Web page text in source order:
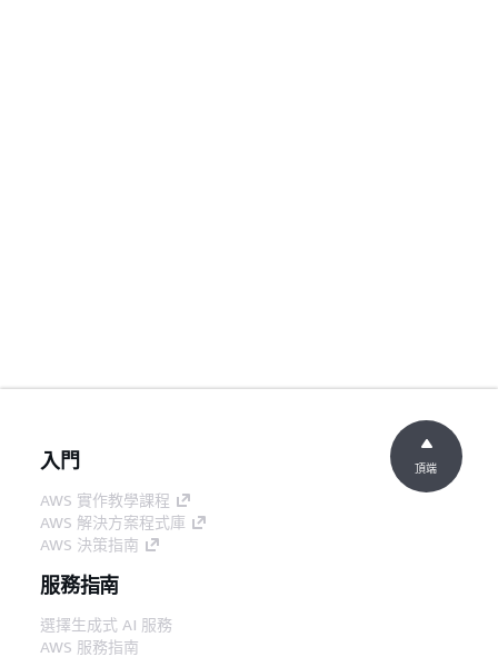
入門
AWS 實作教學課程
AWS 解決方案程式庫
AWS 決策指南
服務指南
選擇生成式 AI 服務
AWS 服務指南
頂端